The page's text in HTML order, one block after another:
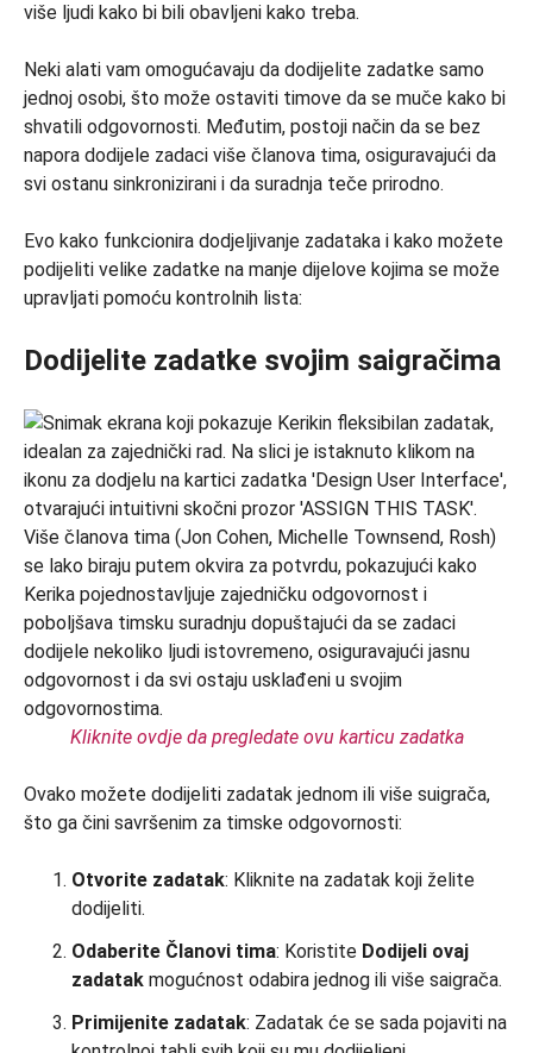
više ljudi kako bi bili obavljeni kako treba.
Neki alati vam omogućavaju da dodijelite zadatke samo
jednoj osobi, što može ostaviti timove da se muče kako bi
shvatili odgovornosti. Međutim, postoji način da se bez
napora dodijele zadaci više članova tima, osiguravajući da
svi ostanu sinkronizirani i da suradnja teče prirodno.
Evo kako funkcionira dodjeljivanje zadataka i kako možete
podijeliti velike zadatke na manje dijelove kojima se može
upravljati pomoću kontrolnih lista:
Dodijelite zadatke svojim saigračima
Kliknite ovdje da pregledate ovu karticu zadatka
Ovako možete dodijeliti zadatak jednom ili više suigrača,
što ga čini savršenim za timske odgovornosti:
Otvorite zadatak: Kliknite na zadatak koji želite
dodijeliti.
Odaberite Članovi tima: Koristite Dodijeli ovaj
zadatak mogućnost odabira jednog ili više saigrača.
Primijenite zadatak: Zadatak će se sada pojaviti na